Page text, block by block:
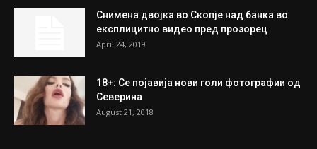
Снимена двојка во Скопје над банка во
експлицитно видео пред прозорец
April 24, 2019
18+: Се појавија нови голи фотографии од
Северина
August 21, 2018